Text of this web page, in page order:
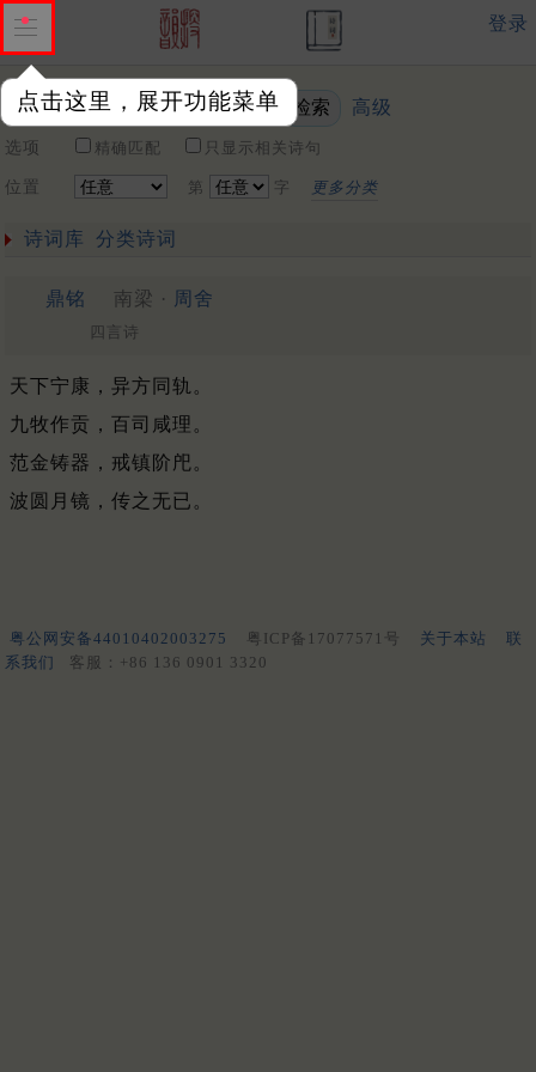
点击这里，展开功能菜单
登录
关键词 高级
选项 精确匹配 只显示相关诗句
位置 第 字 更多分类
诗词库 分类诗词
鼎铭 南梁 · 周舍
四言诗
天下宁康，异方同轨。
九牧作贡，百司咸理。
范金铸器，戒镇阶戺。
波圆月镜，传之无已。
粤公网安备44010402003275 粤ICP备17077571号 关于本站
联
系我们
客服：+86 136 0901 3320